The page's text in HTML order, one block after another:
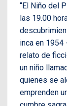
“El Niño del
las 19.00
inca en 1954
relato de
un niño
quienes se
emprenden